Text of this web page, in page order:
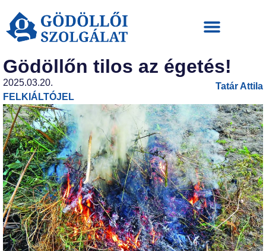
Gödöllőn tilos az égetés!
2025.03.20.
FELKIÁLTÓJEL
Tatár Attila